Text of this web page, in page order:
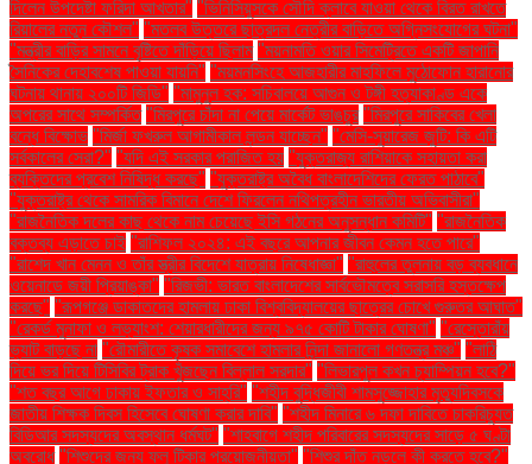
দিলেন উপদেষ্টা ফরিদা আখতার" "ভিনিসিয়ুসকে সৌদি ক্লাবে যাওয়া থেকে বিরত রাখতে
রিয়ালের নতুন কৌশল" "মতলব উত্তরে ছাত্রদল নেত্রীর বাড়িতে অগ্নিসংযোগের ঘটনা"
"মন্ত্রীর বাড়ির সামনে বৃষ্টিতে দাঁড়িয়ে ছিলাম "ময়নামতি ওয়ার সিমেট্রিতে একটি জাপানি
সৈনিকের দেহাবশেষ পাওয়া যায়নি" "ময়মনসিংহে আজহারীর মাহফিলে মুঠোফোন হারানোর
ঘটনায় থানায় ২০০টি জিডি" "মামুনুল হক: সচিবালয়ে আগুন ও টঙ্গী হত্যাকাণ্ড একে
অপরের সাথে সম্পর্কিত "মিরপুরে চাঁদা না পেয়ে মার্কেট ভাঙচুর "মিরপুরে সাকিবের খেলা
বন্ধে বিক্ষোভ "মির্জা ফখরুল আগামীকাল লন্ডন যাচ্ছেন" "মেসি-সুয়ারেজ জুটি: কি এটি
সর্বকালের সেরা?" "যদি এই সরকার পরাজিত হয় "যুক্তরাজ্য রাশিয়াকে সহায়তা করা
ব্যক্তিদের প্রবেশ নিষিদ্ধ করছে" "যুক্তরাষ্ট্র অবৈধ বাংলাদেশিদের ফেরত পাঠাবে"
"যুক্তরাষ্ট্র থেকে সামরিক বিমানে দেশে ফিরলেন নথিপত্রহীন ভারতীয় অভিবাসীরা"
"রাজনৈতিক দলের কাছ থেকে নাম চেয়েছে ইসি গঠনের অনুসন্ধান কমিটি" "রাজনৈতিক
বক্তব্য এড়াতে চাই "রাশিফল ২০২৪: এই বছরে আপনার জীবন কেমন হতে পারে"
"রাশেদ খান মেনন ও তাঁর স্ত্রীর বিদেশে যাত্রায় নিষেধাজ্ঞা" "রাহুলের তুলনায় বড় ব্যবধানে
ওয়েনাডে জয়ী প্রিয়াঙ্কা" "রিজভী: ভারত বাংলাদেশের সার্বভৌমত্বে সরাসরি হস্তক্ষেপ
করছে" "রূপগঞ্জে ডাকাতদের হামলায় ঢাকা বিশ্ববিদ্যালয়ের ছাত্রের চোখে গুরুতর আঘাত"
"রেকর্ড মুনাফা ও লভ্যাংশ: শেয়ারধারীদের জন্য ৯৭৫ কোটি টাকার ঘোষণা" "রেস্তোরাঁয়
ভ্যাট বাড়ছে না "রৌমারীতে কৃষক সমাবেশে হামলার নিন্দা জানালো গণতন্ত্র মঞ্চ" "লাঠি
দিয়ে ভর দিয়ে টিসিবির ট্রাক খুঁজছেন বিল্লাল সরদার" "লিভারপুল কখন চ্যাম্পিয়ন হবে?"
"শত বছর আগে ঢাকায় ইফতার ও সাহ্‌রি" "শহীদ বুদ্ধিজীবী শামসুজ্জোহার মৃত্যুদিবসকে
জাতীয় শিক্ষক দিবস হিসেবে ঘোষণা করার দাবি" "শহীদ মিনারে ৬ দফা দাবিতে চাকরিচ্যুত
বিডিআর সদস্যদের অবস্থান ধর্মঘট" "শাহবাগে শহীদ পরিবারের সদস্যদের সাড়ে ৫ ঘণ্টা
অবরোধ "শিশুদের জন্য ফ্লু টিকার প্রয়োজনীয়তা" "শিশুর দাঁত নড়লে কী করতে হবে?"